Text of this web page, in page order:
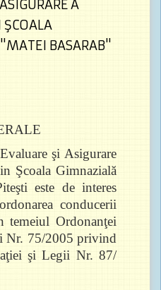
A
BASARAB"
şi Asigurare
Şcoala Gimnazială
este de interes
conducerii
Ordonanţei
Nr. 75/2005 privind
şi Legii Nr. 87/